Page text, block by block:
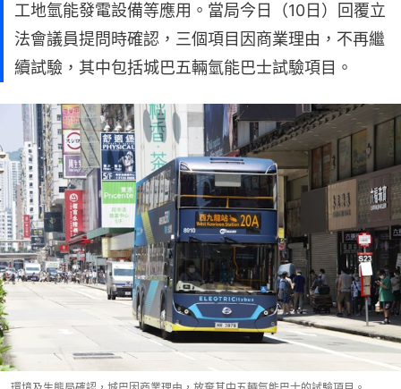
工地氫能發電設備等應用。當局今日（10日）回覆立
法會議員提問時確認，三個項目因商業理由，不再繼
續試驗，其中包括城巴五輛氫能巴士試驗項目。